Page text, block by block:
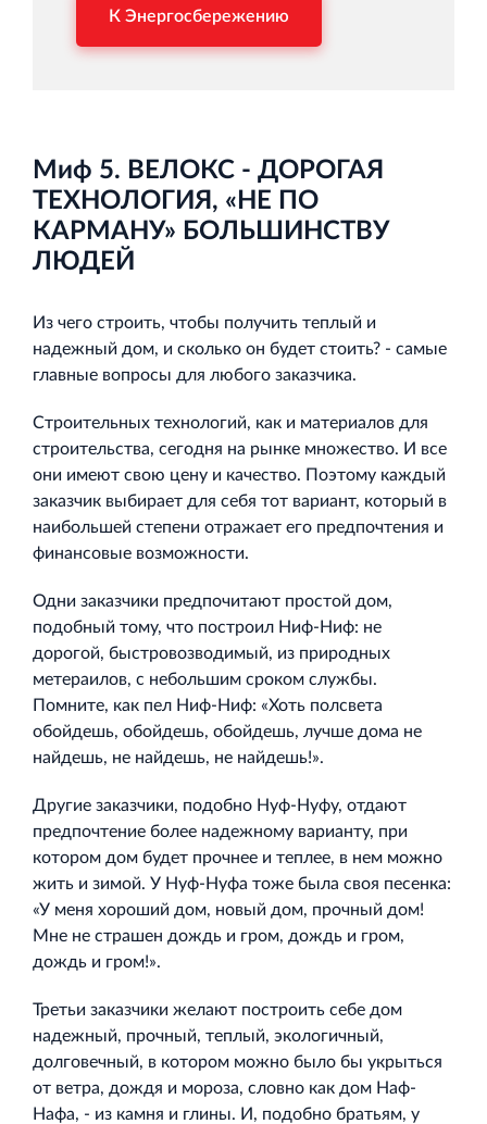
К Энергосбережению
Миф 5. ВЕЛОКС - ДОРОГАЯ
ТЕХНОЛОГИЯ, «НЕ ПО
КАРМАНУ» БОЛЬШИНСТВУ
ЛЮДЕЙ
Из чего строить, чтобы получить теплый и
надежный дом, и сколько он будет стоить? - самые
главные вопросы для любого заказчика.
Строительных технологий, как и материалов для
строительства, сегодня на рынке множество. И все
они имеют свою цену и качество. Поэтому каждый
заказчик выбирает для себя тот вариант, который в
наибольшей степени отражает его предпочтения и
финансовые возможности.
Одни заказчики предпочитают простой дом,
подобный тому, что построил Ниф-Ниф: не
дорогой, быстровозводимый, из природных
метераилов, с небольшим сроком службы.
Помните, как пел Ниф-Ниф: «Хоть полсвета
обойдешь, обойдешь, обойдешь, лучше дома не
найдешь, не найдешь, не найдешь!».
Другие заказчики, подобно Нуф-Нуфу, отдают
предпочтение более надежному варианту, при
котором дом будет прочнее и теплее, в нем можно
жить и зимой. У Нуф-Нуфа тоже была своя песенка:
«У меня хороший дом, новый дом, прочный дом!
Мне не страшен дождь и гром, дождь и гром,
дождь и гром!».
Третьи заказчики желают построить себе дом
надежный, прочный, теплый, экологичный,
долговечный, в котором можно было бы укрыться
от ветра, дождя и мороза, словно как дом Наф-
Нафа, - из камня и глины. И, подобно братьям, у